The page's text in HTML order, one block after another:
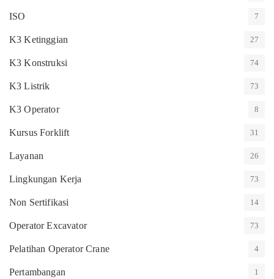
ISO 7
K3 Ketinggian 27
K3 Konstruksi 74
K3 Listrik 73
K3 Operator 8
Kursus Forklift 31
Layanan 26
Lingkungan Kerja 73
Non Sertifikasi 14
Operator Excavator 73
Pelatihan Operator Crane 4
Pertambangan 1